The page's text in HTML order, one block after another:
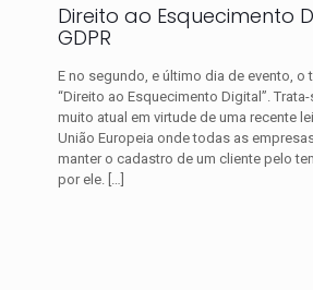
Direito ao Esquecimento
GDPR
E no segundo, e último dia de evento, o
“Direito ao Esquecimento Digital”.
muito atual em virtude de uma recente
União Europeia onde todas as
manter o cadastro de um cliente pelo
por ele.